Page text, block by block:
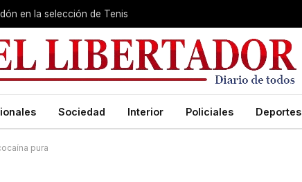
en la selección de Tenis
Sociedad Interior Policiales Deportes
pura